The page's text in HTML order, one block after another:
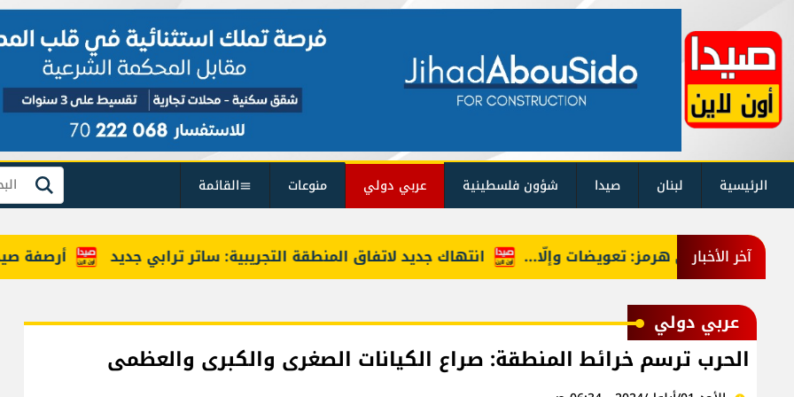
الرئيسية لبنان صيدا شؤون فلسطينية عربي دولي منوعات القائمة بحث
آخر الأخبار أرصفة صيدا انتهاك جديد لاتفاق المنطقة التجريبية: ساتر ترابي جديد السقف في هرمز: تعويضات وإلّا...
عربي دولي
الحرب ترسم خرائط المنطقة: صراع الكيانات الصغرى والكبرى والعظمى